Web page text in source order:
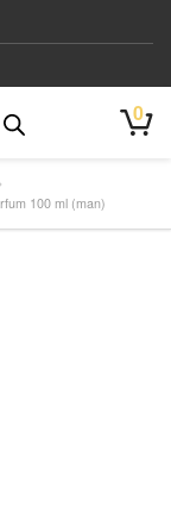
0
100 ml (man)